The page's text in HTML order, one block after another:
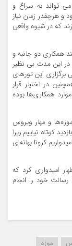
می تواند به سراغ و
و هرچقدر زمان نیاز
که در شیوه واقعی
همکاری دو جانبه و
این مدت بی نظیر
برگزاری این تورهای
در اختیار قرار
همکاری‌ها بوده
و مهار ویروس
کوتاه نیاییم زیرا
کرونا بهانه‌ای
امیدواری کرد که
خود را انجام
موزه